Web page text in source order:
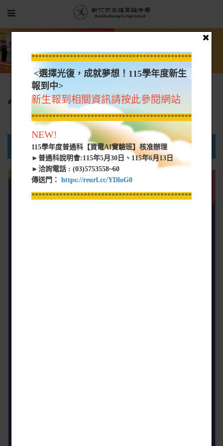
專案特區 新生專區 文宣資料 技職學習成就
高中部首頁 國中部首頁 新生專區
*****************************************************
<選擇光復，成就夢想！115學年度新生
報到中>
新生報到相關資訊請按此參閱網站
*****************************************************
NEW!
115學年度普通科【資電AI實驗班】核准辦理
►普通科說明會:115年5月30日、115年6月13日
►洽詢電話 : (03)5753558~60
傳送門： https://reurl.cc/YDloG0
*****************************************************